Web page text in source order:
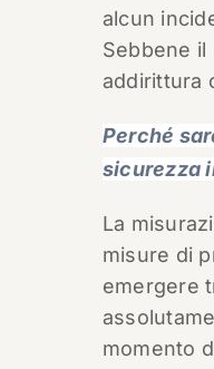
alcun
Sebbene
addirittura
Perché
sicurezza
La
misure di
emergere
momento